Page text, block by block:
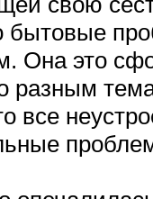
бытовые
Она это
разным
все